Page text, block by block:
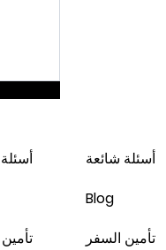
أسئلة شائعة
Blog
تأمين السفر